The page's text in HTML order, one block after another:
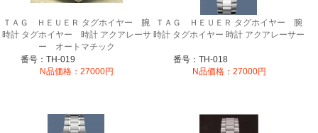
ＴＡＧ ＨＥＵＥＲ タグホイヤー 腕
時計 タグホイヤー 時計 アクアレーサ
ー オートマチック
番号：TH-019
N品価格：27000円
ＴＡＧ ＨＥＵＥＲ タグホイヤー 腕
時計 タグホイヤー 時計 アクアレーサー
番号：TH-018
N品価格：27000円